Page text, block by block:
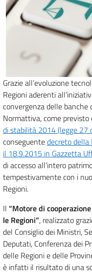
Grazie all’evoluzione
Regioni aderenti
convergenza delle
Normattiva, come previsto
di stabilità 2014 (legge 27
conseguentedecreto
il 18.9.2015 in Gazzetta
di accesso all’intero
tempestivamente con i
Regioni.
Il “Motore di
le Regioni”, realizzato
del Consiglio dei Ministri,
Deputati, Conferenza dei
delle Regioni e delle
è infatti il risultato di una